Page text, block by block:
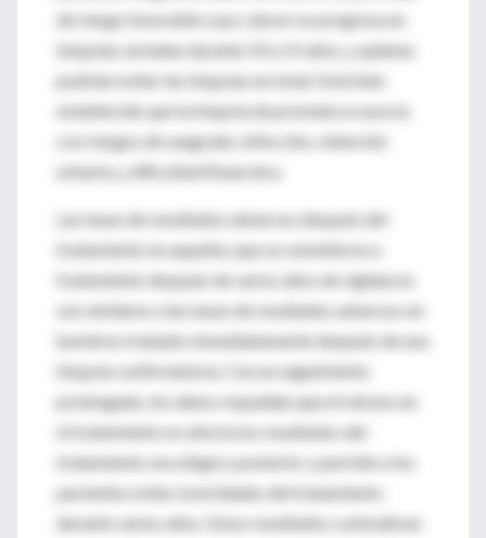
de riesgo favorable cuyo cáncer no progresa en
biopsias seriadas durante 10 a 15 años, y quiénes
podrían evitar las biopsias en total. Está bien
establecido que la biopsia de próstata se asocia
con riesgos de sangrado, infección, retención
urinaria, y dificultad financiera.
Las tasas de resultados adversos después del
tratamiento en aquellos que se sometieron a
tratamiento después de varios años de vigilancia
son similares a las tasas de resultados adversos en
hombres tratados inmediatamente después de una
biopsia confirmatoria. Con un seguimiento
prolongado, los datos respaldan que el retraso en
el tratamiento no afecta los resultados del
tratamiento oncológico posterior y permite a los
pacientes evitar toxicidades del tratamiento
durante varios años. Estos resultados contradicen